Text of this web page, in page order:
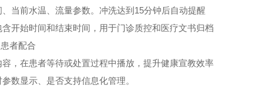
当前水温、流量参数。冲洗达到15分钟后自动提醒
开始时间和结束时间，用于门诊质控和医疗文书归档
者配合
，在患者等待或处置过程中播放，提升健康宣教效率
数显示、是否支持信息化管理。